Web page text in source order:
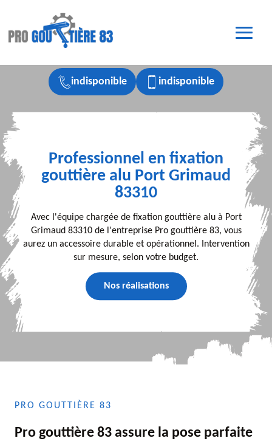
indisponible indisponible
Professionnel en fixation
gouttière alu Port Grimaud
83310
Avec l'équipe chargée de fixation gouttière alu à Port
Grimaud 83310 de l'entreprise Pro gouttière 83, vous
aurez un accessoire durable et opérationnel. Intervention
sur mesure, selon votre budget.
Nos réalisations
PRO GOUTTIÈRE 83
Pro gouttière 83 assure la pose parfaite